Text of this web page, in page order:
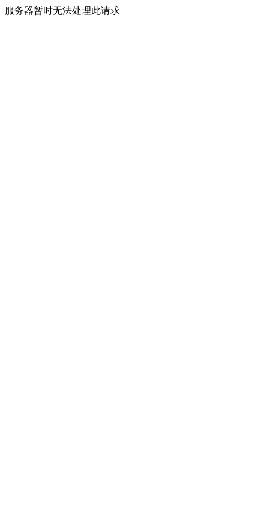
服务器暂时无法处理此请求